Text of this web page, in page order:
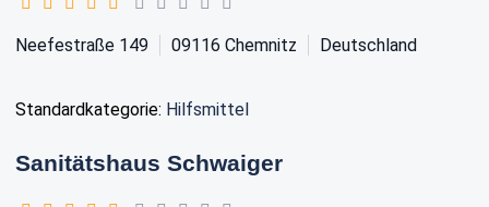
Neefestraße 149 09116 Chemnitz Deutschland
Standardkategorie: Hilfsmittel
Sanitätshaus Schwaiger